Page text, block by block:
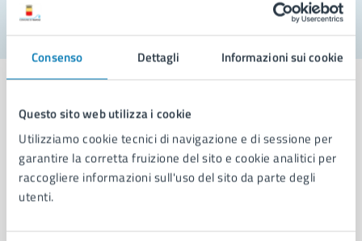
Consenso Dettagli Informazioni sui cookie
Questo sito web utilizza i cookie
Utilizziamo cookie tecnici di navigazione e di sessione per
garantire la corretta fruizione del sito e cookie analitici per
raccogliere informazioni sull'uso del sito da parte degli
utenti.
Comune di Napoli
AMMINISTRAZIONE